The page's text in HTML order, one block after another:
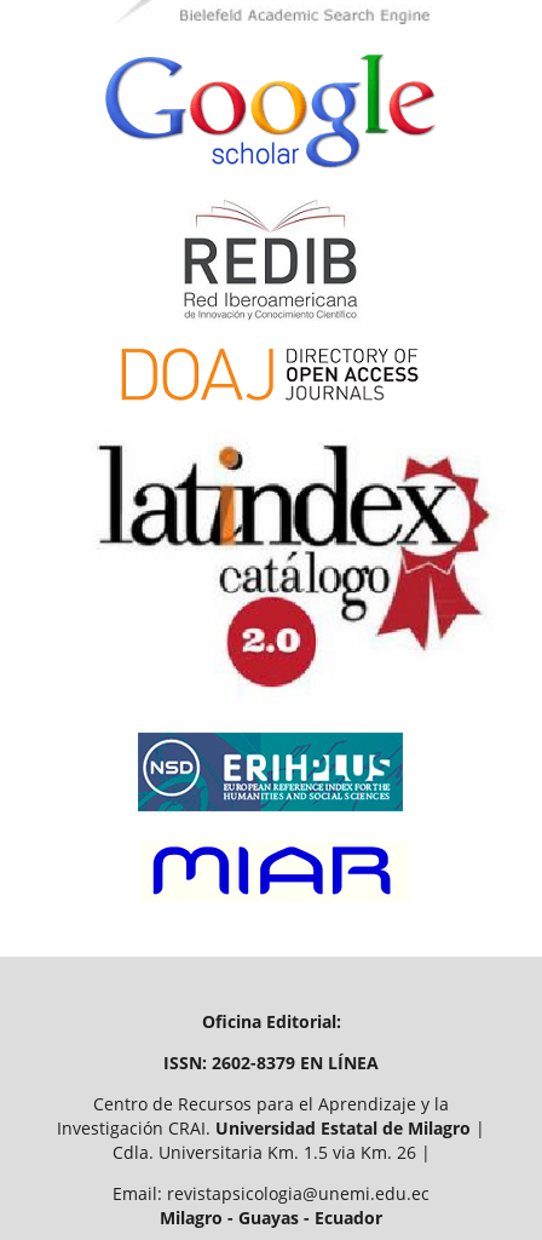
Oficina Editorial:
ISSN: 2602-8379 EN LÍNEA
Centro de Recursos para el Aprendizaje y la
Investigación CRAI. Universidad Estatal de Milagro |
Cdla. Universitaria Km. 1.5 via Km. 26 |
Email: revistapsicologia@unemi.edu.ec
Milagro - Guayas - Ecuador